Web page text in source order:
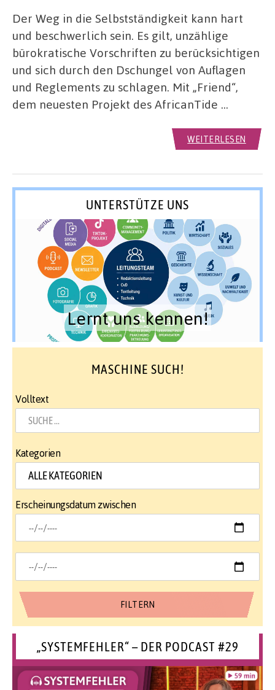
Der Weg in die Selbstständigkeit kann hart
und beschwerlich sein. Es gilt, unzählige
bürokratische Vorschriften zu berücksichtigen
und sich durch den Dschungel von Auflagen
und Reglements zu schlagen. Mit „Friend“,
dem neuesten Projekt des AfricanTide …
WEITERLESEN
UNTERSTÜTZE UNS
Lernt uns kennen!
MASCHINE SUCH!
Volltext
Kategorien
Erscheinungsdatum zwischen
„SYSTEMFEHLER“ – DER PODCAST #29